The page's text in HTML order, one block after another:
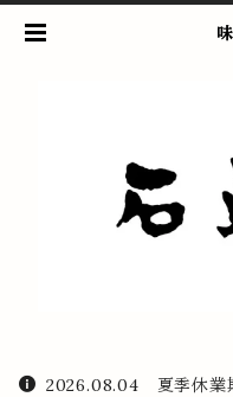
2026.08.04 夏季休業